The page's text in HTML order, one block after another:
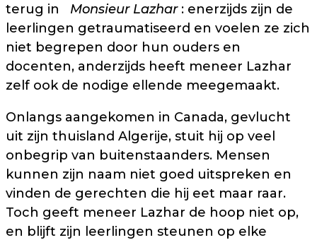
terug in Monsieur Lazhar: enerzijds zijn de
leerlingen getraumatiseerd en voelen ze zich
niet begrepen door hun ouders en
docenten, anderzijds heeft meneer Lazhar
zelf ook de nodige ellende meegemaakt.
Onlangs aangekomen in Canada, gevlucht
uit zijn thuisland Algerije, stuit hij op veel
onbegrip van buitenstaanders. Mensen
kunnen zijn naam niet goed uitspreken en
vinden de gerechten die hij eet maar raar.
Toch geeft meneer Lazhar de hoop niet op,
en blijft zijn leerlingen steunen op elke